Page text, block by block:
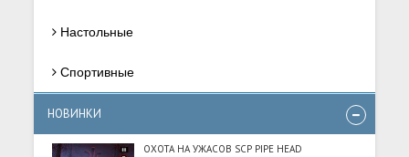
Настольные
Спортивные
НОВИНКИ
ОХОТА НА УЖАСОВ SCP PIPE HEAD